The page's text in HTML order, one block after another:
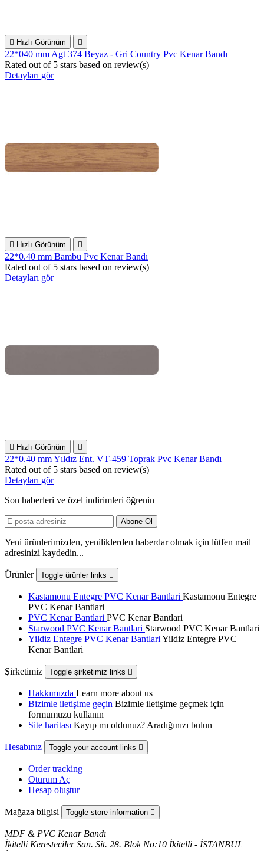
 Hızlı Görünüm 
22*040 mm Agt 374 Beyaz - Gri Country Pvc Kenar Bandı
Rated out of 5 stars based on review(s)
Detayları gör
 Hızlı Görünüm 
22*0.40 mm Bambu Pvc Kenar Bandı
Rated out of 5 stars based on review(s)
Detayları gör
 Hızlı Görünüm 
22*0.40 mm Yıldız Ent. VT-459 Toprak Pvc Kenar Bandı
Rated out of 5 stars based on review(s)
Detayları gör
Son haberleri ve özel indirimleri öğrenin
Yeni ürünlerimizden, yeniliklerden haberdar olmak için lütfen mail
adresinizi kaydedin...
Ürünler Toggle ürünler links 
Kastamonu Entegre PVC Kenar Bantlari Kastamonu Entegre
PVC Kenar Bantlari
PVC Kenar Bantlari PVC Kenar Bantlari
Starwood PVC Kenar Bantlari Starwood PVC Kenar Bantlari
Yildiz Entegre PVC Kenar Bantlari Yildiz Entegre PVC
Kenar Bantlari
Şirketimiz Toggle şirketimiz links 
Hakkımızda Learn more about us
Bizimle iletişime geçin Bizimle iletişime geçmek için
formumuzu kullanın
Site haritası Kayıp mı oldunuz? Aradığınızı bulun
Hesabınız Toggle your account links 
Order tracking
Oturum Aç
Hesap oluştur
Mağaza bilgisi Toggle store information 
MDF & PVC Kenar Bandı
İkitelli Keresteciler San. Sit. 28. Blok No:10 İkitelli - İSTANBUL